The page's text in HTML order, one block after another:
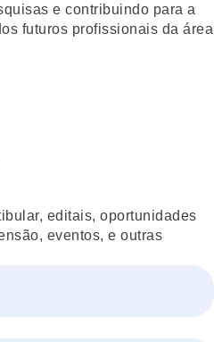
e contribuindo para a
futuros profissionais da área
editais, oportunidades
eventos, e outras